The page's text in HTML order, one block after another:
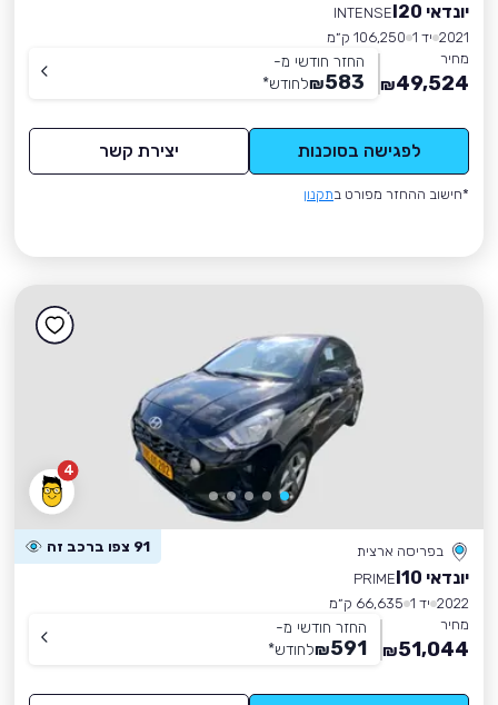
יונדאי I20
INTENSE
2021 יד 1
106,250 ק״מ
מחיר
49,524
₪
החזר חודשי מ-
583
₪לחודש*
לפגישה בסוכנות יצירת קשר
*חישוב ההחזר מפורט בתקנון
4
בפריסה ארצית 91 צפו ברכב זה
יונדאי I10
PRIME
2022 יד 1
66,635 ק״מ
מחיר
51,044
₪
החזר חודשי מ-
591
₪לחודש*